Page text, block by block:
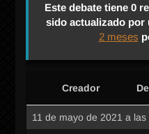
Este debate tiene 0
sido actualizado por
2 meses
Creador
11 de mayo de 2021 a las